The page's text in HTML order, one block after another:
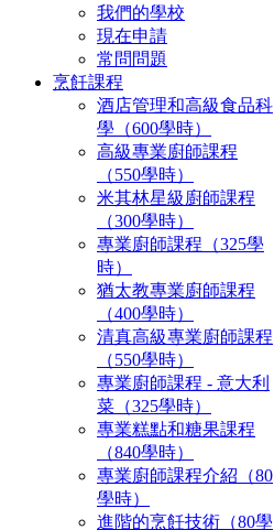
我們的學校
現在申請
常問問題
烹飪課程
酒店管理和高級食品科
學（600學時）
高級專業廚師課程
（550學時）
米其林星級廚師課程
（300學時）
專業廚師課程（325學
時）
猶太教專業廚師課程
（400學時）
清真高級專業廚師課程
（550學時）
專業廚師課程 - 意大利
菜（325學時）
專業糕點和糖果課程
（840學時）
專業廚師課程介紹（80
學時）
進階的烹飪技術（80學